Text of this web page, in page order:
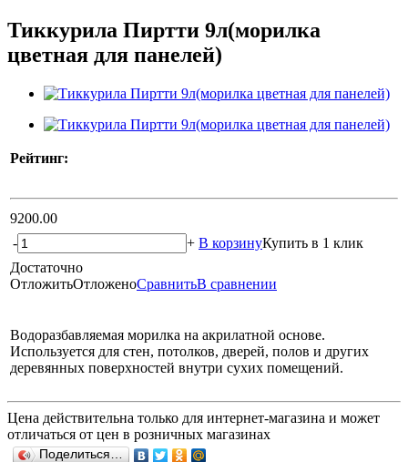
Тиккурила Пиртти 9л(морилка
цветная для панелей)
Рейтинг:
9200.00
-
+ В корзинуКупить в 1 клик
Достаточно
ОтложитьОтложеноСравнитьВ сравнении
Водоразбавляемая морилка на акрилатной основе.
Используется для стен, потолков, дверей, полов и других
деревянных поверхностей внутри сухих помещений.
Цена действительна только для интернет-магазина и может
отличаться от цен в розничных магазинах
Поделиться…